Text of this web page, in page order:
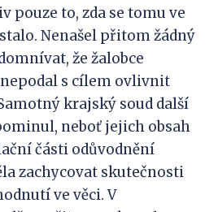
pouze to, zda se tomu ve
Nenašel přitom žádný
že žalobce
s cílem ovlivnit
krajský soud další
neboť jejich obsah
části odůvodnění
zachycovat skutečnosti
ve věci. V